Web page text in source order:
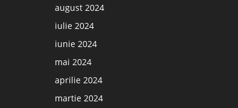
august 2024
iulie 2024
iunie 2024
mai 2024
aprilie 2024
martie 2024